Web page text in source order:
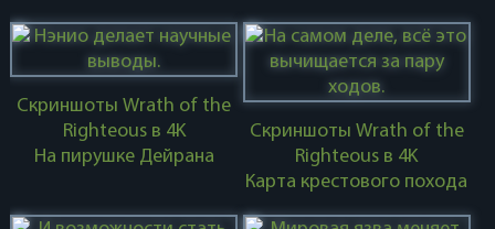
Скриншоты Wrath of the
Righteous в 4K
На пирушке Дейрана
Скриншоты Wrath of the
Righteous в 4K
Карта крестового похода